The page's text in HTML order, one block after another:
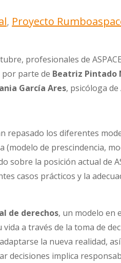
, Proyecto Rumbo
profesionales de
por parte de Beatriz Pintado
García Ares, psicóloga de
repasado los diferentes
(modelo de prescindencia,
sobre la posición actual de
casos prácticos y la
de derechos, un modelo en
a través de la toma de
la nueva realidad,
decisiones implica